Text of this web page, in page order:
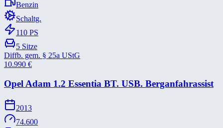
Benzin
Schaltg.
110 PS
5 Sitze
Diffb. gem. § 25a UStG
10.990 €
Opel Adam 1.2 Essentia BT. USB. Berganfahrassist
2013
74.600